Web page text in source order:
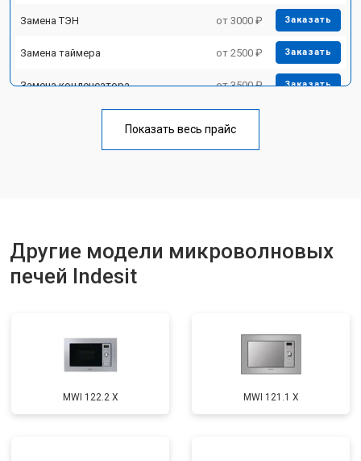
Замена ТЭН от 3000 ₽ Заказать
Замена таймера от 2500 ₽ Заказать
Замена конденсатора от 3500 ₽ Заказать
Ремонт платы управления
Замена лампочки от 2400 ₽
Показать весь прайс
Другие модели микроволновых
печей Indesit
MWI 122.2 X MWI 121.1 X